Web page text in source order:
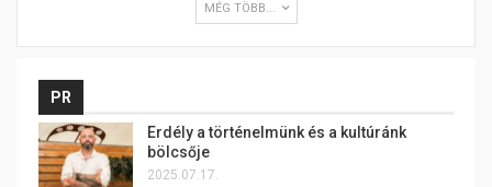
MÉG TÖBB...
PR
Erdély a történelmünk és a kultúránk
bölcsője
2025.07.17.